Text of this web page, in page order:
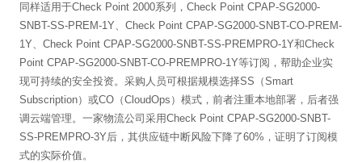
同样适用于Check Point 2000系列，Check Point CPAP-SG2000-
SNBT-SS-PREM-1Y、Check Point CPAP-SG2000-SNBT-CO-PREM-
1Y、Check Point CPAP-SG2000-SNBT-SS-PREMPRO-1Y和Check
Point CPAP-SG2000-SNBT-CO-PREMPRO-1Y等订阅，帮助企业实
现可持续的安全投资。采购人员可根据规模选择SS（Smart
Subscription）或CO（CloudOps）模式，前者注重本地部署，后者强
调云端管理。一家物流公司采用Check Point CPAP-SG2000-SNBT-
SS-PREMPRO-3Y后，其供应链中断风险下降了60%，证明了订阅模
式的实际价值。